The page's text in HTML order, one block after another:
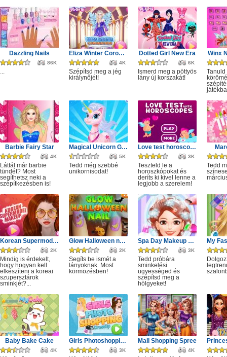
Dazzling Nails
86K
...
Eliza Winter Coronation
4K
Szépítsd meg a jég
királynőjét!
Dotted Girl New Era
6K
Ismerd meg a pöttyös
lány új korszakát!
Winx
Tanuld
Barbie Fairy Star
4K
Láttál már barbie
tündét? Most
segíthetsz neki a
szépítkezésben is!
Magical Unicorn Grooming World
5K
Tedd még szebbé
unikornisodat!
Love test horoscopes
3K
Teszteld le a
horoszkópokat és
deríts ki kivel lenne a
legjobb a szerelem!
Tedd
Korean Supermodel Makeup
2K
Mindig is érdekelt,
hogy hogyan kell
elkészíteni a koreai
szupersztárok
sminkjét?...
Glow Halloween nails polish
2K
Segíts be ismét a
lányoknak. Most
körmözésben!
Spa Day Makeup Artist
3K
Tedd próbára
sminkelési
ügyességed és
szépítsd meg a
hölgyeket!
Baby Bake Cake
4K
Girls Photoshopping Dressup
3K
Mall Shopping Spree
4K